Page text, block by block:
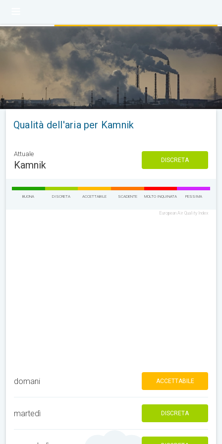
Qualità dell'aria per Kamnik
Attuale
Kamnik DISCRETA
BUONA DISCRETA ACCETTABILE SCADENTE MOLTO INQUINATA PESSIMA
European Air Quality Index
domani ACCETTABILE
martedì DISCRETA